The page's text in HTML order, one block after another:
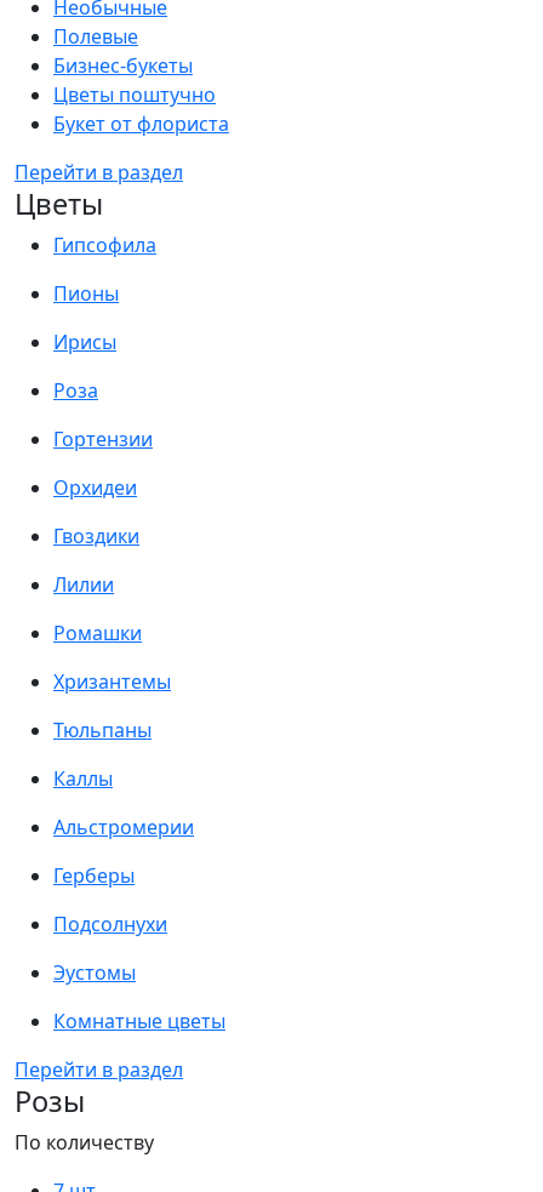
Необычные
Полевые
Бизнес-букеты
Цветы поштучно
Букет от флориста
Перейти в раздел
Цветы
Гипсофила
Пионы
Ирисы
Роза
Гортензии
Орхидеи
Гвоздики
Лилии
Ромашки
Хризантемы
Тюльпаны
Каллы
Альстромерии
Герберы
Подсолнухи
Эустомы
Комнатные цветы
Перейти в раздел
Розы
По количеству